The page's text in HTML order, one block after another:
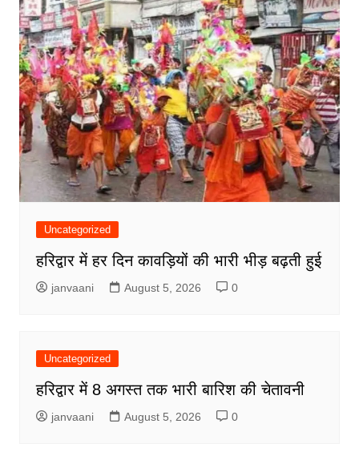
Uncategorized
हरिद्वार में हर दिन कावड़ियों की भारी भीड़ बढ़ती हुई
janvaani August 5, 2026 0
Uncategorized
हरिद्वार में 8 अगस्त तक भारी बारिश की चेतावनी
janvaani August 5, 2026 0